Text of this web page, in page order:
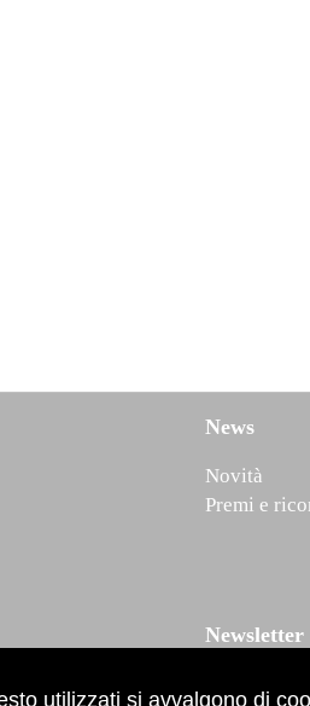
News
Novità
Premi e
Newsletter
utilizzati si avvalgono di